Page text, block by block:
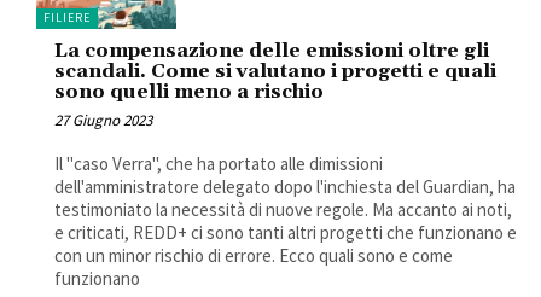
FILIERE
La compensazione delle emissioni oltre gli
scandali. Come si valutano i progetti e quali
sono quelli meno a rischio
27 Giugno 2023
Il "caso Verra", che ha portato alle dimissioni
dell'amministratore delegato dopo l'inchiesta del Guardian, ha
testimoniato la necessità di nuove regole. Ma accanto ai noti,
e criticati, REDD+ ci sono tanti altri progetti che funzionano e
con un minor rischio di errore. Ecco quali sono e come
funzionano